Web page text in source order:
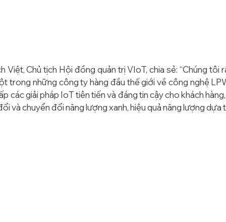
Việt, Chủ tịch Hội đồng quản trị VIoT, chia sẻ: “Chúng
trong những công ty hàng đầu thế giới về công nghệ
các giải pháp IoT tiên tiến và đáng tin cậy cho khách
và chuyển đổi năng lượng xanh, hiệu quả năng lượng dựa